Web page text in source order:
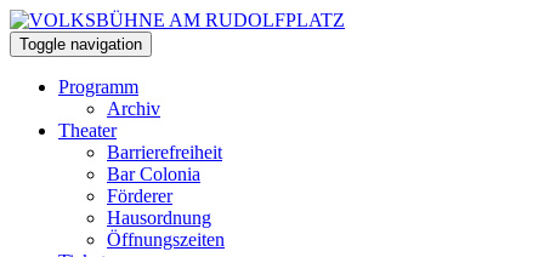
Toggle navigation
Programm
Archiv
Theater
Barrierefreiheit
Bar Colonia
Förderer
Hausordnung
Öffnungszeiten